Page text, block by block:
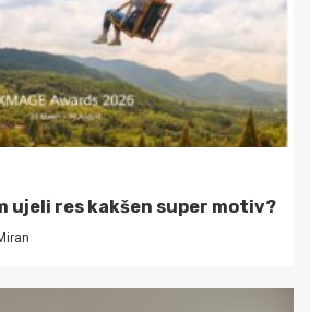
ujeli res kakšen super motiv?